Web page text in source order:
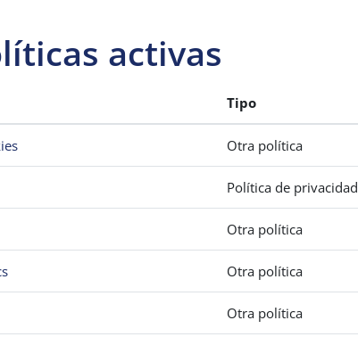
activas
Tipo
Otra política
Política de privacidad
Otra política
Otra política
Otra política